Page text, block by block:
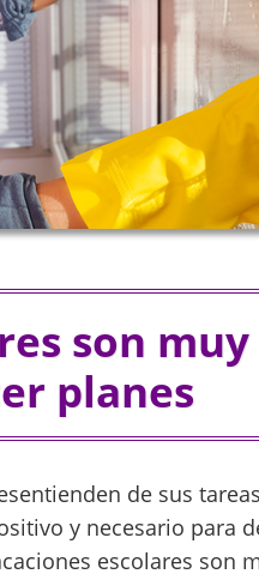
son
planes
de sus
y necesario para
escolares son